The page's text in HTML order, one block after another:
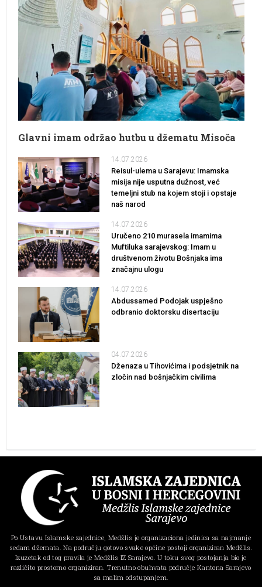
Glavni imam održao hutbu u džematu Misoča
14.07.2026
Reisul-ulema u Sarajevu: Imamska
misija nije usputna dužnost, već
temeljni stub na kojem stoji i opstaje
naš narod
14.07.2026
Uručeno 210 murasela imamima
Muftiluka sarajevskog: Imam u
društvenom životu Bošnjaka ima
značajnu ulogu
14.07.2026
Abdussamed Podojak uspješno
odbranio doktorsku disertaciju
04.07.2026
Dženaza u Tihovićima i podsjetnik na
zločin nad bošnjačkim civilima
Po Ustavu Islamske zajednice, Medžlis je organizaciona jedinica sa najmanje
sedam džemata. Na području gotovo svake općine postoji organiziran Medžlis.
Izuzetak od tog pravila je Medžlis IZ Sarajevo. U toku svog postojanja bio je
različito prostorno organiziran. Trenutno obuhvata područje Kantona Sarajevo
sa malim odstupanjem.